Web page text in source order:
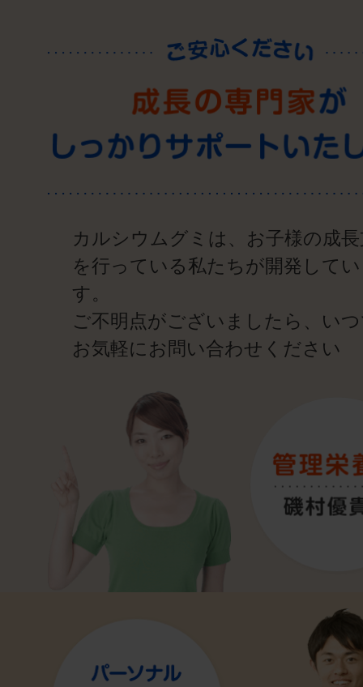
カルシウムグミは、お子様の成
を行っている私たちが開発して
す。
ご不明点がございましたら、い
お気軽にお問い合わせください